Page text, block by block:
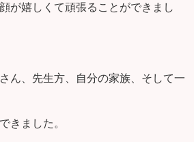
が嬉しくて頑張ることができまし
ん、先生方、自分の家族、そして一
きました。